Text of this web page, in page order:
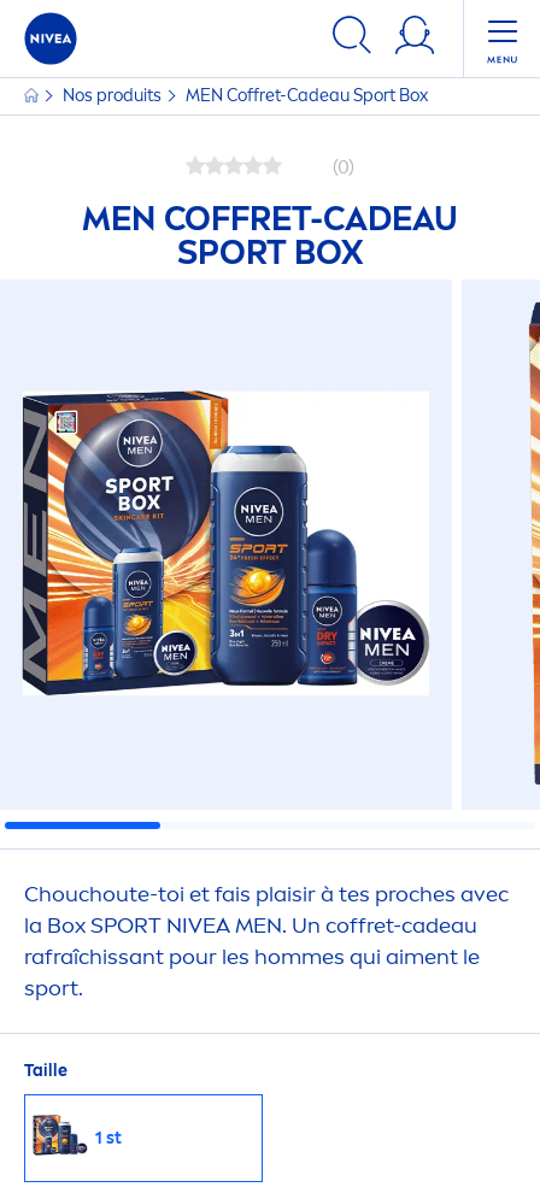
Nos produits MEN Coffret-Cadeau Sport Box
(0)
MEN COFFRET-CADEAU
SPORT BOX
Chouchoute-toi et fais plaisir à tes proches avec
la Box SPORT NIVEAMEN. Un coffret-cadeau
rafraîchissant pour les hommes qui aiment le
sport.
Taille
1 st